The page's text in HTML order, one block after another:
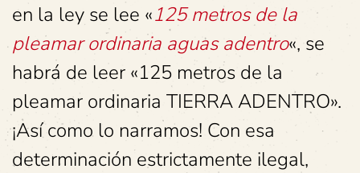
en la ley se lee «125 metros de la
pleamar ordinaria aguas adentro«, se
habrá de leer «125 metros de la
pleamar ordinaria TIERRA ADENTRO».
¡Así como lo narramos! Con esa
determinación estrictamente ilegal,